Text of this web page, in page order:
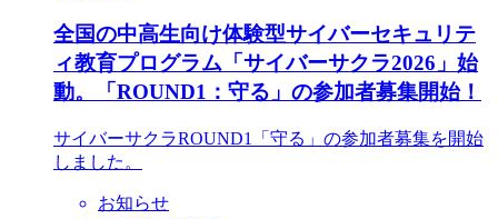
全国の中高生向け体験型サイバーセキュリテ
ィ教育プログラム「サイバーサクラ2026」始
動。「ROUND1：守る」の参加者募集開始！
サイバーサクラROUND1「守る」の参加者募集を開始
しました。
お知らせ